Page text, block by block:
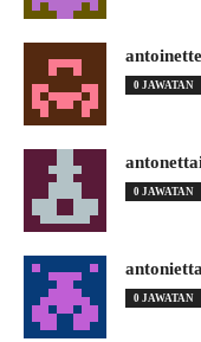
0 JAWATAN
0 JAWATAN
0 JAWATAN